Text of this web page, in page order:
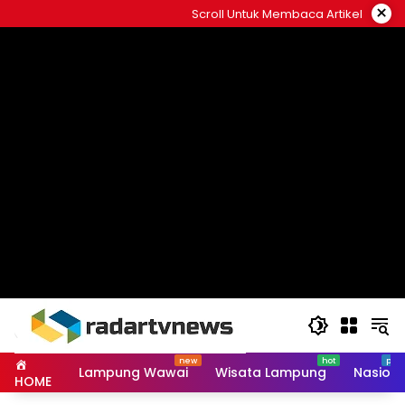
to
Scroll Untuk Membaca Artikel ×
HOME Lampung Wawai Wisata Lampung